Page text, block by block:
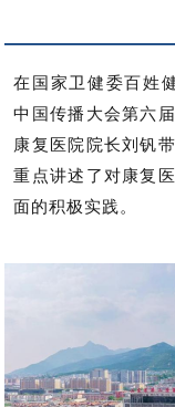
在国家卫健委百姓
中国传播大会第六
康复医院院长刘钒
重点讲述了对康复
面的积极实践。